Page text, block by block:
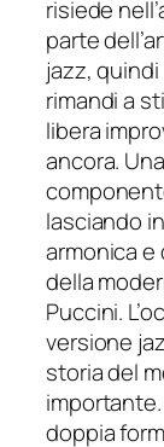
risiede
parte
jazz,
rimandi a
libera
ancora.
lasciando
armonica e
della
Puccini.
versione
storia del
importante
doppia